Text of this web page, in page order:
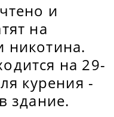
и
на
никотина.
на 29-
курения -
здание.